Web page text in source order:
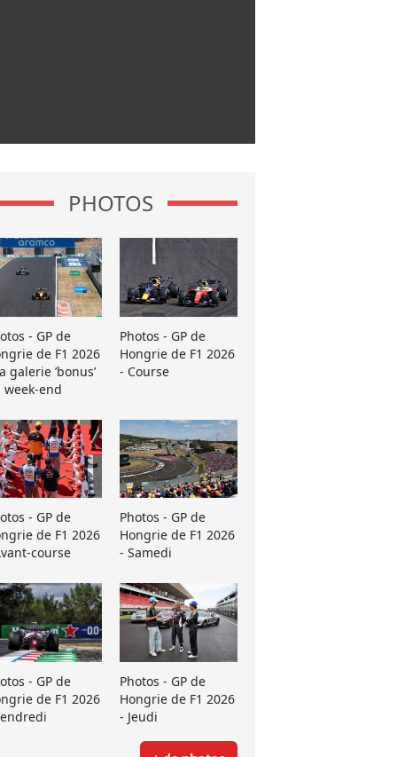
PHOTOS
- GP de
de F1 2026
galerie ’bonus’
week-end
Photos - GP de
Hongrie de F1 2026
- Course
- GP de
de F1 2026
course
Photos - GP de
Hongrie de F1 2026
- Samedi
- GP de
de F1 2026
Photos - GP de
Hongrie de F1 2026
- Jeudi